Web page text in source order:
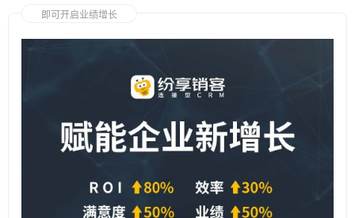
即可开启业绩增长